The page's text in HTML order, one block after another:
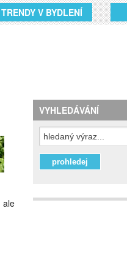
TRENDY V BYDLENÍ
ale
VYHLEDÁVÁNÍ